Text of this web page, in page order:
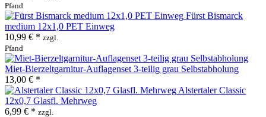
Pfand
Fürst Bismarck
medium 12x1,0 PET Einweg
10,99 € * zzgl.
Pfand
Miet-Bierzeltgarnitur-Auflagenset 3-teilig grau Selbstabholung
13,00 € *
Alstertaler Classic
12x0,7 Glasfl. Mehrweg
6,99 € * zzgl.